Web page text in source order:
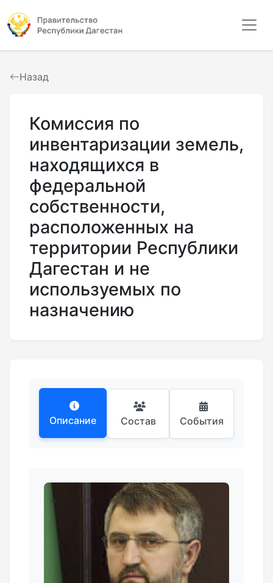
Назад
Комиссия по
инвентаризации земель,
находящихся в
федеральной
собственности,
расположенных на
территории Республики
Дагестан и не
используемых по
назначению
Описание Состав События